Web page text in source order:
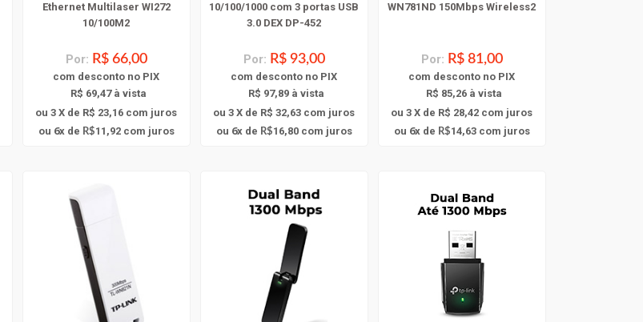
Ethernet Multilaser WI272
10/100M2
Por: R$ 66,00
com desconto no PIX
R$ 69,47 à vista
ou 3 X de R$ 23,16 com juros
ou 6x de R$11,92com juros
10/100/1000 com 3 portas USB
3.0 DEX DP-452
Por: R$ 93,00
com desconto no PIX
R$ 97,89 à vista
ou 3 X de R$ 32,63 com juros
ou 6x de R$16,80com juros
WN781ND 150Mbps Wireless2
Por: R$ 81,00
com desconto no PIX
R$ 85,26 à vista
ou 3 X de R$ 28,42 com juros
ou 6x de R$14,63com juros